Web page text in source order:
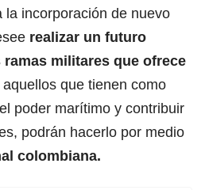
la incorporación de nuevo
realizar un futuro
ramas militares que ofrece
que tienen como
poder marítimo y contribuir
podrán hacerlo por medio
colombiana.